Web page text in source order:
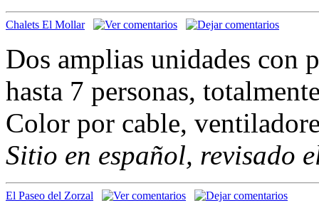
Chalets El Mollar
Dos amplias unidades con
hasta 7 personas,
Color por cable,
Sitio en español, revisado
El Paseo del Zorzal